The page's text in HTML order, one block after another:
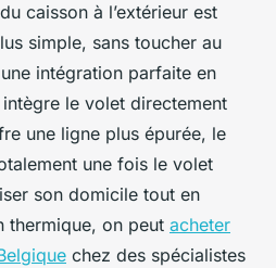
caisson à l’extérieur est
simple, sans toucher au
intégration parfaite en
le volet directement
une ligne plus épurée, le
une fois le volet
son domicile tout en
thermique, on peut acheter
chez des spécialistes